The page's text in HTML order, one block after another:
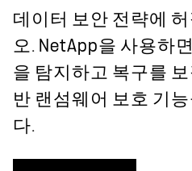
데이터 보안 전략에
오. NetApp을 사용하
을 탐지하고 복구를 보
반 랜섬웨어 보호 기
다.